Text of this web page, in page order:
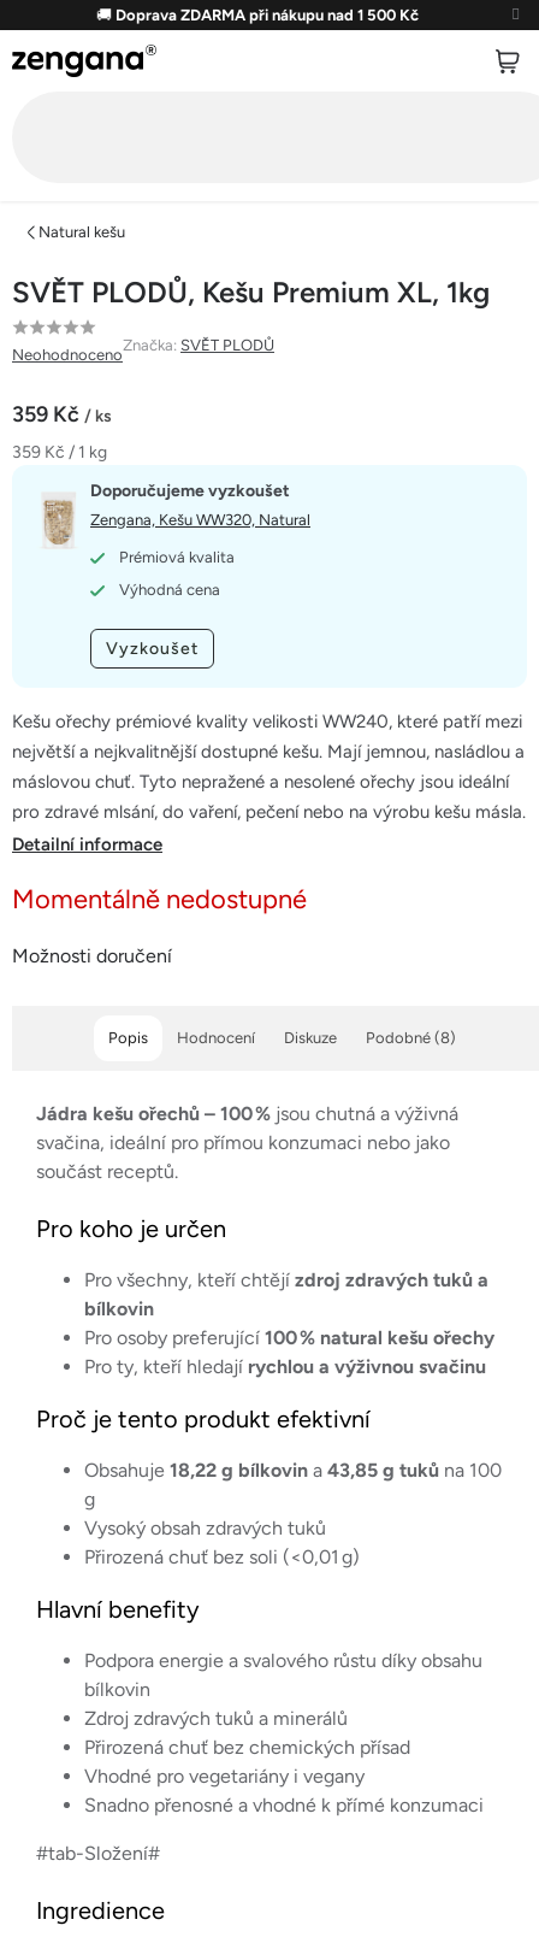
obsah
🚚 Doprava ZDARMA při nákupu nad 1 500 Kč
Natural kešu
SVĚT PLODŮ, Kešu Premium XL, 1kg
Průměrné
hodnocení
je
0,0
hvězdiček.
Neohodnoceno
Značka: SVĚT PLODŮ
359 Kč / ks
Měrná
359 Kč / 1 kg
Momentálně nedostupné
Možnosti doručení
Kešu ořechy prémiové kvality velikosti WW240, které patří mezi
největší a nejkvalitnější dostupné kešu. Mají jemnou, nasládlou a
máslovou chuť. Tyto nepražené a nesolené ořechy jsou ideální
pro zdravé mlsání, do vaření, pečení nebo na výrobu kešu másla.
Doporučujeme vyzkoušet
Zengana, Kešu WW320, Natural
Prémiová kvalita
Výhodná cena
Vyzkoušet
Detailní informace
Popis Podobné (8)
Hodnocení Diskuze
Jádra kešu ořechů – 100 % jsou chutná a výživná
svačina, ideální pro přímou konzumaci nebo jako
součást receptů.
Pro koho je určen
Pro všechny, kteří chtějí zdroj zdravých tuků a
bílkovin
Pro osoby preferující 100 % natural kešu ořechy
Pro ty, kteří hledají rychlou a výživnou svačinu
Proč je tento produkt efektivní
Obsahuje 18,22 g bílkovin a 43,85 g tuků na 100
g
Vysoký obsah zdravých tuků
Přirozená chuť bez soli (<0,01 g)
Hlavní benefity
Podpora energie a svalového růstu díky obsahu
bílkovin
Zdroj zdravých tuků a minerálů
Přirozená chuť bez chemických přísad
Vhodné pro vegetariány i vegany
Snadno přenosné a vhodné k přímé konzumaci
#tab-Složení#
Ingredience